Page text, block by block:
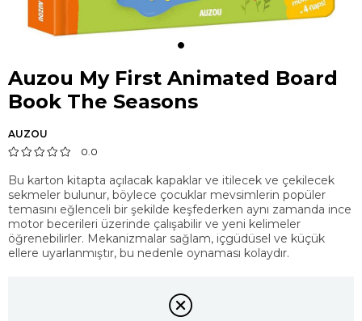
Auzou My First Animated Board
Book The Seasons
AUZOU
0.0
Bu karton kitapta açılacak kapaklar ve itilecek ve çekilecek
sekmeler bulunur, böylece çocuklar mevsimlerin popüler
temasını eğlenceli bir şekilde keşfederken aynı zamanda ince
motor becerileri üzerinde çalışabilir ve yeni kelimeler
öğrenebilirler. Mekanizmalar sağlam, içgüdüsel ve küçük
ellere uyarlanmıştır, bu nedenle oynaması kolaydır.